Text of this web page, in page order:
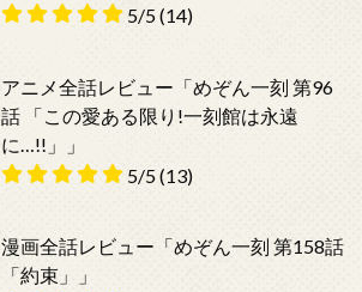
5/5(14)
アニメ全話レビュー「めぞん一刻 第96
話 「この愛ある限り!一刻館は永遠
に…!!」」
5/5(13)
漫画全話レビュー「めぞん一刻 第158話
「約束」」